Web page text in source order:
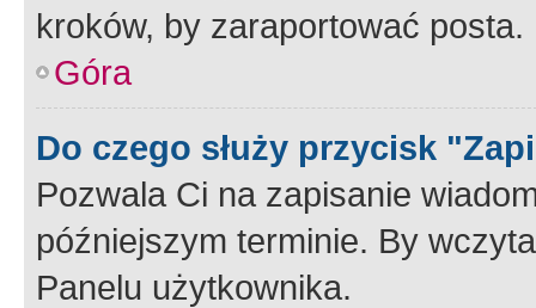
kroków, by zaraportować posta.
Góra
Do czego służy przycisk
Pozwala Ci na zapisanie
późniejszym terminie. By
Panelu użytkownika.